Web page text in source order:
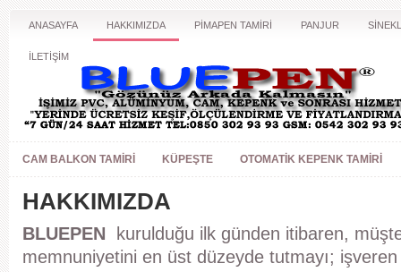
ANASAYFA HAKKIMIZDA PİMAPEN TAMİRİ PANJUR
İLETİŞİM
CAM BALKON TAMIRI KÜPEŞTE OTOMATIK KEPENK TAMIRI
HAKKIMIZDA
BLUEPEN
kurulduğu ilk günden itibaren,
memnuniyetini en üst düzeyde tutmayı;